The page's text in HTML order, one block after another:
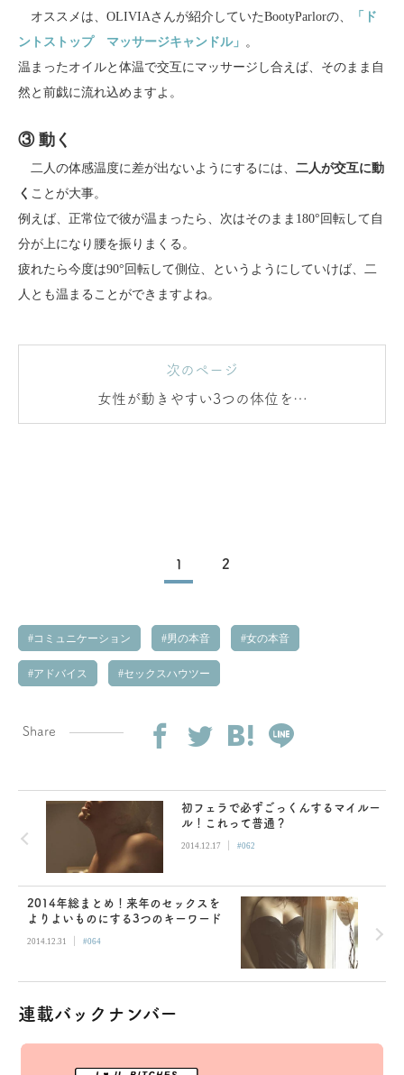
オススメは、OLIVIAさんが紹介していたBootyParlorの、
「ド
ントストップ マッサージキャンドル」 。
温まったオイルと体温で交互にマッサージし合えば、そのまま自
然と前戯に流れ込めますよ。
③ 動く
二人の体感温度に差が出ないようにするには、 二人が交互に動
く ことが大事。
例えば、正常位で彼が温まったら、次はそのまま180°回転して自
分が上になり腰を振りまくる。
疲れたら今度は90°回転して側位、というようにしていけば、二
人とも温まることができますよね。
次のページ
女性が動きやすい3つの体位をご
紹介！
1 2
コミュニケーション 男の本音 女の本音
アドバイス セックスハウツー
Share
初フェラで必ずごっくんするマイルー
ル！これって普通？
2014.12.17 | #062
2014年総まとめ！来年のセックスを
よりよいものにする3つのキーワード
2014.12.31 | #064
連載バックナンバー